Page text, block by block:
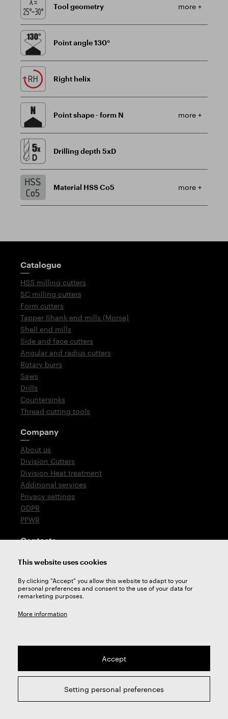
Tool geometry more +
Point angle 130°
Right helix
Point shape - form N more +
Drilling depth 5xD
Material HSS Co5 more +
Guidepost
Catalogue
HSS milling cutters
SC milling cutters
Form cutters
Tapper Shank end mills (Morse)
Shell end mills
Side and face cutters
Angular and radius cutters
Rotary burrs
Saws
Drills
Countersinks
Thread cutting tools
Company
About us
Division Cutters
Division Heat treatment
Additional services
Privacy settings
GDPR
PPWR
Contacts
T: +420 576 777 510
Technical support
2026 © ZPS-FN a.s. | All right reserved
webdesign byStudio 9
This website uses cookies
By clicking "Accept" you allow this website to adapt to your
personal preferences and consent to the use of your data for
remarketing purposes.
More information
Accept
Setting personal preferences